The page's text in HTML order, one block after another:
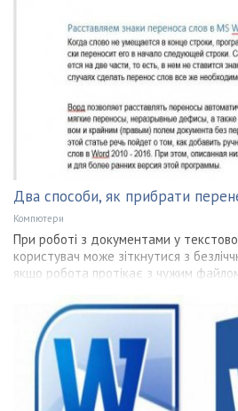
Два способи, як прибрати
Компютери
При роботі з документами у
користувач може зіткнутися з
якщо робота протікає з чужим